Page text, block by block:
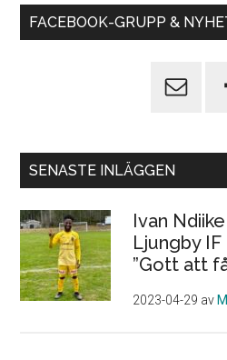
FACEBOOK-GRUPP &
SENASTE INLÄGGEN
Ivan
Ljungby
”Gott att
2023-04-29 av